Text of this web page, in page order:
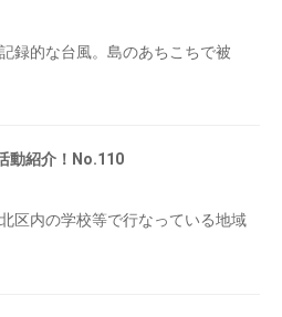
録的な台風。島のあちこちで被
動紹介！No.110
区内の学校等で行なっている地域